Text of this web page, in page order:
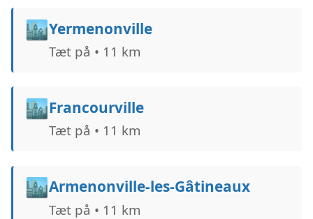
🏙️Yermenonville
Tæt på • 11 km
🏙️Francourville
Tæt på • 11 km
🏙️Armenonville-les-Gâtineaux
Tæt på • 11 km